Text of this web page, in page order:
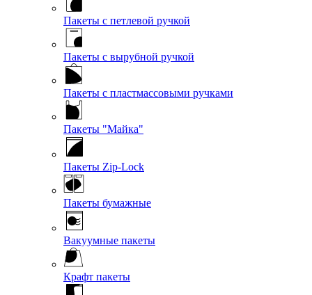
Пакеты с петлевой ручкой
Пакеты с вырубной ручкой
Пакеты с пластмассовыми ручками
Пакеты "Майка"
Пакеты Zip-Lock
Пакеты бумажные
Вакуумные пакеты
Крафт пакеты